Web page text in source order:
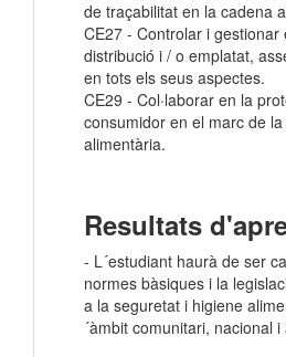
de traçabilitat en la cadena
CE27 - Controlar i gestionar
distribució i / o emplatat,
en tots els seus aspectes.
CE29 - Col·laborar en la
consumidor en el marc de
alimentària.
Resultats
- L´estudiant haurà de ser
normes bàsiques i la
a la seguretat i higiene
´àmbit comunitari, nacional